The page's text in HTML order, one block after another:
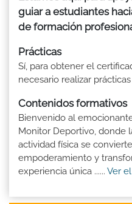
guiar a estudiantes
de formación
Prácticas
Sí, para obtener el
necesario realizar
Contenidos formativos
Bienvenido al
Monitor Deportivo, donde
actividad física se
empoderamiento y
experiencia única ...... Ver